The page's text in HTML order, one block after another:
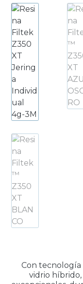
Desechables ▸
Productos
Productos
Ofertas y
Nuevos
Con
vidrio